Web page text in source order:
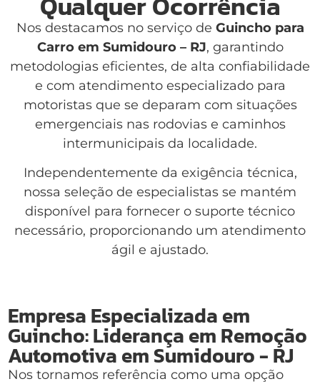
Nos destacamos no serviço de Guincho para
Carro em Sumidouro – RJ, garantindo
metodologias eficientes, de alta confiabilidade
e com atendimento especializado para
motoristas que se deparam com situações
emergenciais nas rodovias e caminhos
intermunicipais da localidade.
Independentemente da exigência técnica,
nossa seleção de especialistas se mantém
disponível para fornecer o suporte técnico
necessário, proporcionando um atendimento
ágil e ajustado.
Empresa Especializada em
Guincho: Liderança em Remoção
Automotiva em Sumidouro - RJ
Nos tornamos referência como uma opção